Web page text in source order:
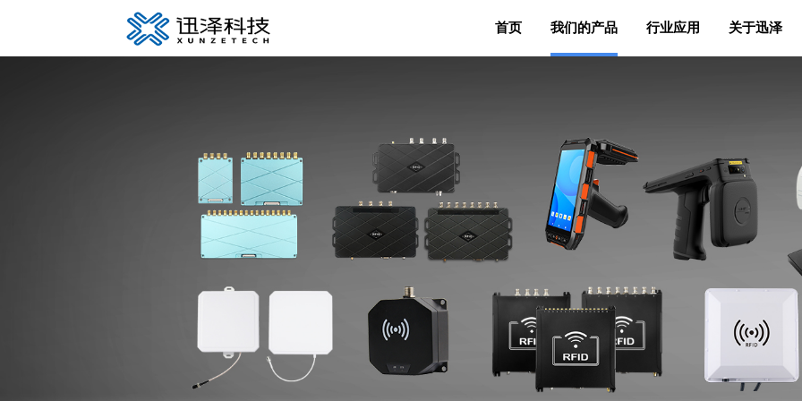
首页 我们的产品 行业应用 关于迅泽